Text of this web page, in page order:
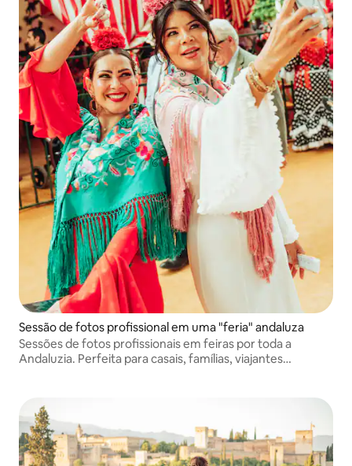
Sessão de fotos profissional em uma "feria" andaluza
Sessões de fotos profissionais em feiras por toda a
Andaluzia. Perfeita para casais, famílias, viajantes